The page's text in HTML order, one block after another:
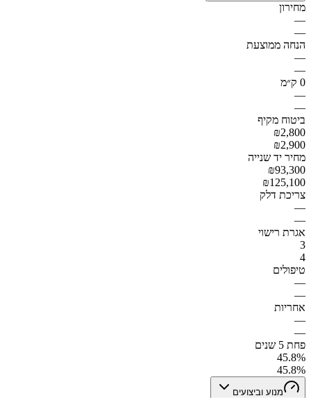
מחירון
—
—
הנחה ממוצעת
—
—
0 ק״מ
—
—
ביטוח מקיף
₪2,800
₪2,900
מחיר יד שנייה
₪93,300
₪125,100
צריכת דלק
—
—
אגרת רישוי
3
4
טיפולים
—
—
אחריות
—
—
פחת 5 שנים
45.8%
45.8%
מנוע וביצועים